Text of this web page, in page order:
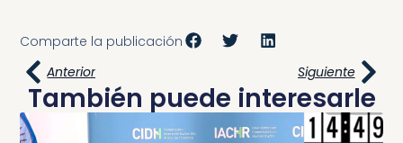
Comparte la publicación
Anterior
Siguiente
También puede interesarle